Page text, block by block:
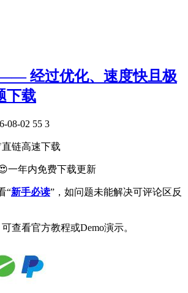
经过优化、速度快且极
下载
08-02 55 3
链高速下载
一年内免费下载更新
“新手必读”，如问题未能解决可评论区反
查看官方教程或Demo演示。